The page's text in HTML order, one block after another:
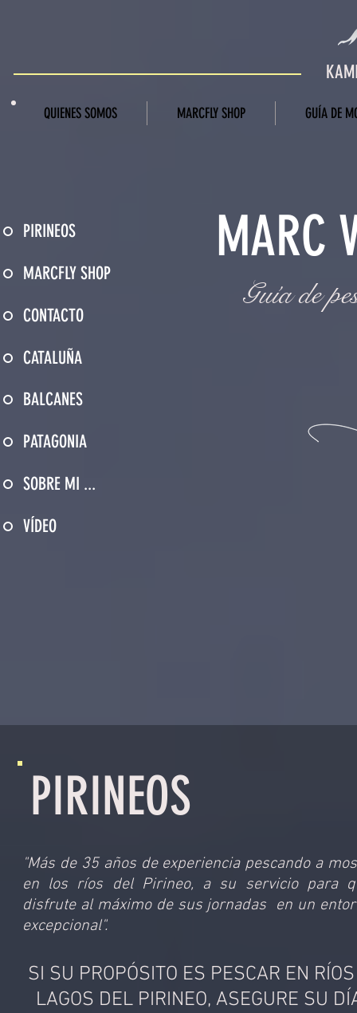
QUIENES SOMOS MARCFLY SHOP GUÍA DE
PIRINEOS
MARCFLY SHOP
CONTACTO
CATALUÑA
BALCANES
PATAGONIA
SOBRE MI ...
VÍDEO
MARC
Guía de
PIRINEOS
"Más de 35 años de experiencia pescando a
en los ríos del Pirineo, a su servicio para
disfrute al máximo de sus jornadas en un
excepcional".
SI SU PROPÓSITO ES PESCAR EN
LAGOS DEL PIRINEO, ASEGURE SU